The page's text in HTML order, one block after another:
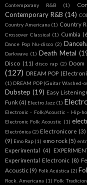
Contemporany R&B (1)
Contemporary R&B (14)
Country Americana (1) Country
Crossover Classical (1) Cumbia
Dance Pop Nu-disco (2)
Darkwave (1) Death Metal
Disco (11) disco rap (2)
(127) DREAM POP
(1) DREAM POP (Guitar Washed-
Dubstep (19) Easy Listening
Funk (4) Electro Jazz (1)
Electronic - Folk/Acoustic - Hip-
Electronic Folk Acoustic (1)
Electrónica (2) Electronicore (3)
(9) Emo Rap (1) emo rock (5)
Experimental (4)
Experimental Electronic (8)
Acoustic (9) Folk Acústica (2)
Rock. Americana (1) Folk